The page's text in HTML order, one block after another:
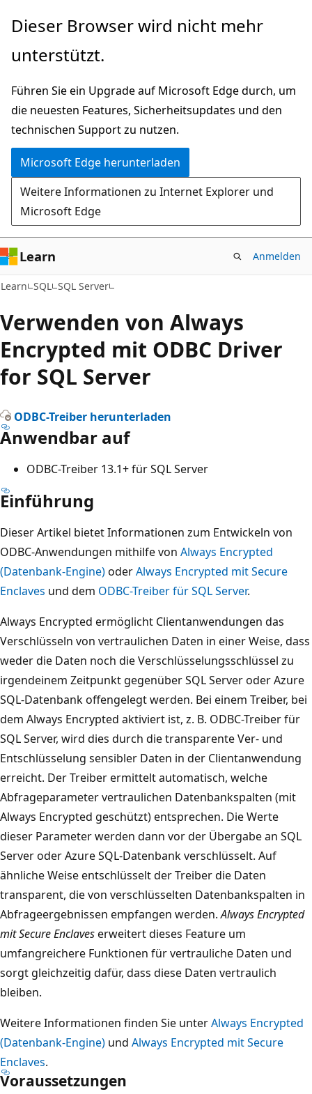
Zu
wechseln
Dieser Browser wird nicht mehr
unterstützt.
Führen Sie ein Upgrade auf Microsoft Edge durch, um
die neuesten Features, Sicherheitsupdates und den
technischen Support zu nutzen.
Microsoft Edge herunterladen
Weitere Informationen zu Internet Explorer und
Microsoft Edge
Learn Anmelden
Learn SQL SQL Server
Verwenden von Always
Encrypted mit ODBC Driver
for SQL Server
ODBC-Treiber herunterladen
Anwendbar auf
ODBC-Treiber 13.1+ für SQL Server
Einführung
Dieser Artikel bietet Informationen zum Entwickeln von
ODBC-Anwendungen mithilfe von Always Encrypted
(Datenbank-Engine)oderAlways Encrypted mit Secure
Enclaves und dem ODBC-Treiber für SQL Server.
Always Encrypted ermöglicht Clientanwendungen das
Verschlüsseln von vertraulichen Daten in einer Weise, dass
weder die Daten noch die Verschlüsselungsschlüssel zu
irgendeinem Zeitpunkt gegenüber SQL Server oder Azure
SQL-Datenbank offengelegt werden. Bei einem Treiber, bei
dem Always Encrypted aktiviert ist, z. B. ODBC-Treiber für
SQL Server, wird dies durch die transparente Ver- und
Entschlüsselung sensibler Daten in der Clientanwendung
erreicht. Der Treiber ermittelt automatisch, welche
Abfrageparameter vertraulichen Datenbankspalten (mit
Always Encrypted geschützt) entsprechen. Die Werte
dieser Parameter werden dann vor der Übergabe an SQL
Server oder Azure SQL-Datenbank verschlüsselt. Auf
ähnliche Weise entschlüsselt der Treiber die Daten
transparent, die von verschlüsselten Datenbankspalten in
Abfrageergebnissen empfangen werden.Always Encrypted
mit Secure Enclaveserweitert dieses Feature um
umfangreichere Funktionen für vertrauliche Daten und
sorgt gleichzeitig dafür, dass diese Daten vertraulich
bleiben.
Weitere Informationen finden Sie unterAlways Encrypted
(Datenbank-Engine) und Always Encrypted mit Secure
Enclaves.
Voraussetzungen